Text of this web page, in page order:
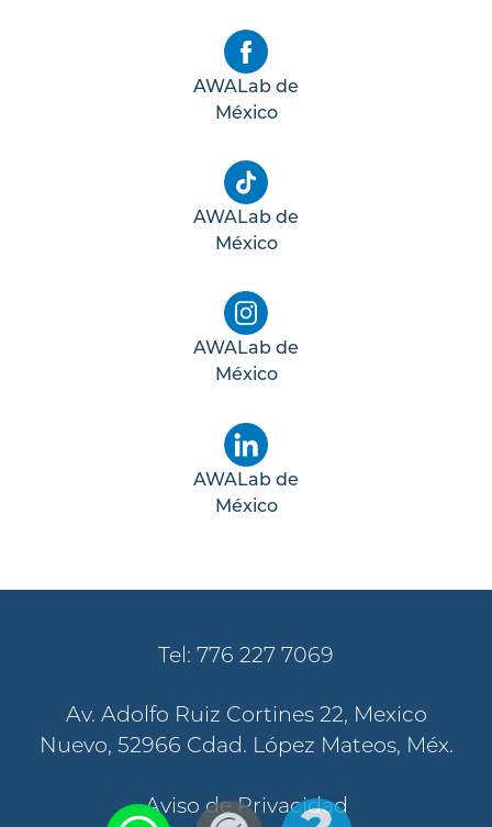
AWALab de
México
AWALab de
México
AWALab de
México
AWALab de
México
Tel: 776 227 7069
Av. Adolfo Ruiz Cortines 22, Mexico
Nuevo, 52966 Cdad. López Mateos, Méx.
Aviso de Privacidad